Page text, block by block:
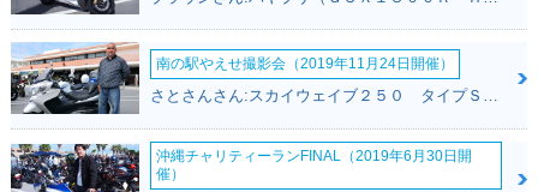
南の駅やえせ撮影会（2019年11月24日開催）
さとさんさん:スカイウェイブ２５０ タイプＳ(スズキ)
沖縄チャリティーランFINAL（2019年6月30日開
催）